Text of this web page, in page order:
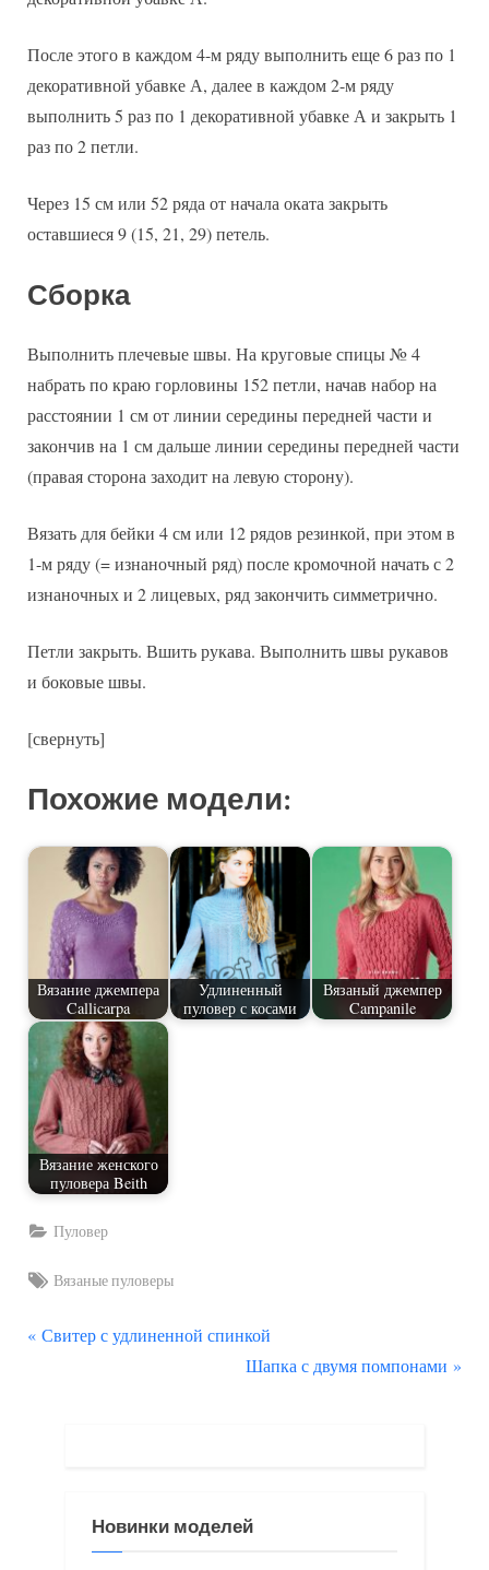
После этого в каждом 4-м ряду выполнить еще 6 раз по 1
декоративной убавке А, далее в каждом 2-м ряду
выполнить 5 раз по 1 декоративной убавке А и закрыть 1
раз по 2 петли.
Через 15 см или 52 ряда от начала оката закрыть
оставшиеся 9 (15, 21, 29) петель.
Сборка
Выполнить плечевые швы. На круговые спицы № 4
набрать по краю горловины 152 петли, начав набор на
расстоянии 1 см от линии середины передней части и
закончив на 1 см дальше линии середины передней части
(правая сторона заходит на левую сторону).
Вязать для бейки 4 см или 12 рядов резинкой, при этом в
1-м ряду (= изнаночный ряд) после кромочной начать с 2
изнаночных и 2 лицевых, ряд закончить симметрично.
Петли закрыть. Вшить рукава. Выполнить швы рукавов
и боковые швы.
[свернуть]
Похожие модели:
Вязание джемпера
Callicarpa
Удлиненный
пуловер с косами
Вязаный джемпер
Campanile
Вязание женского
пуловера Beith
Пуловер
Tags:
Вязаные пуловеры
Навигация
П
Свитер с удлиненной спинкой
С
ю
Шапка с двумя помпонами
Новинки моделей